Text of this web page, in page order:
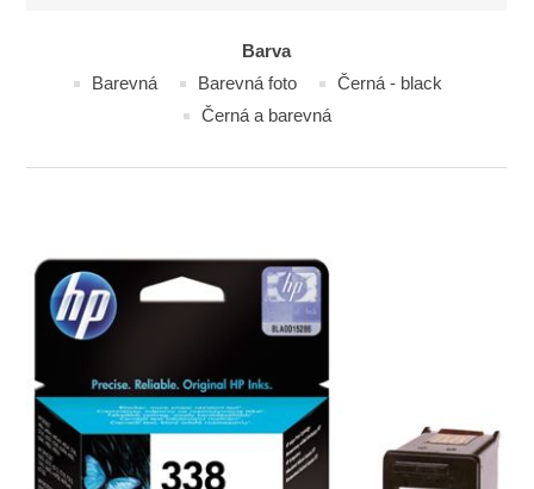
Barva
Barevná
Barevná foto
Černá - black
Černá a barevná